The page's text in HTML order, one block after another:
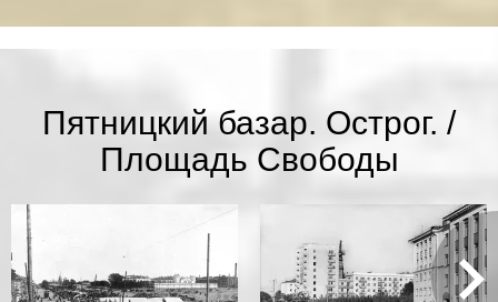
Пятницкий базар. Острог. /
Площадь Свободы